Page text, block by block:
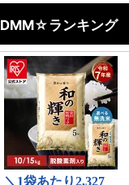
DMM☆ランキング